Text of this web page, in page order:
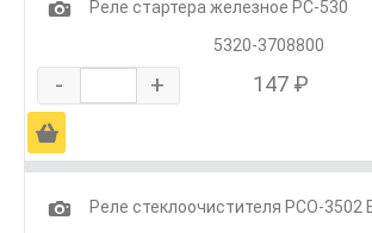
1
Реле стартера железное РС-530
5320-3708800
- + 147 ₽
Ä
1
Реле стеклоочистителя РСО-3502